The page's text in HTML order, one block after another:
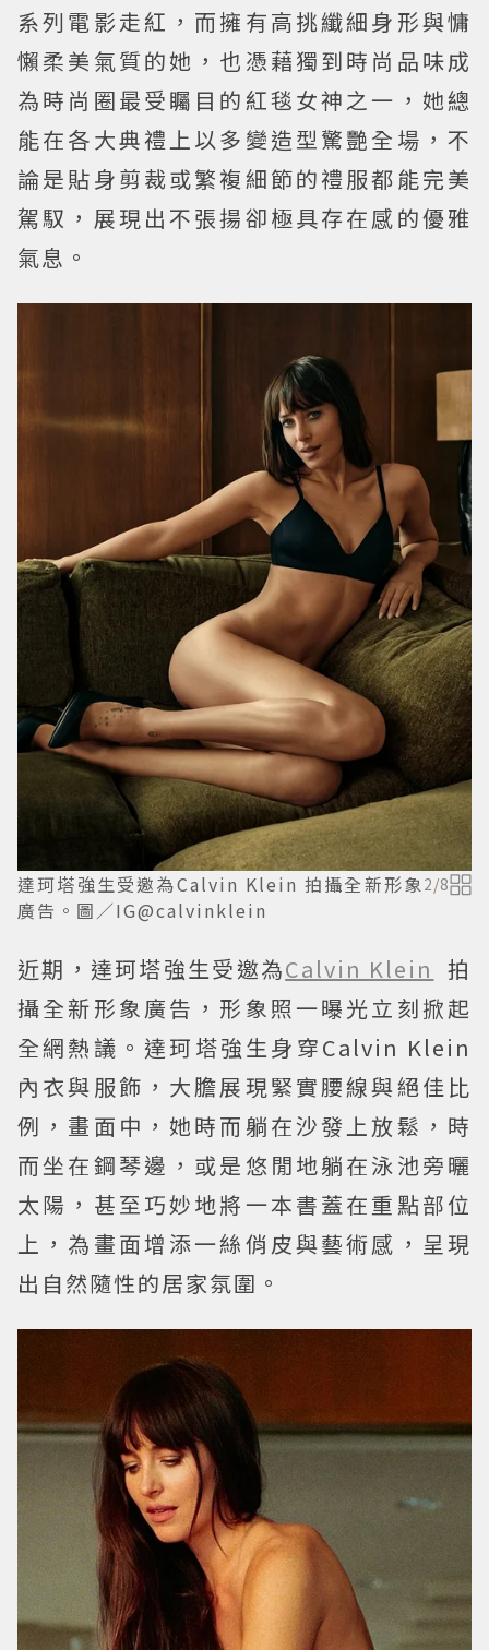
系列電影走紅，而擁有高挑纖細身形與慵
懶柔美氣質的她，也憑藉獨到時尚品味成
為時尚圈最受矚目的紅毯女神之一，她總
能在各大典禮上以多變造型驚艷全場，不
論是貼身剪裁或繁複細節的禮服都能完美
駕馭，展現出不張揚卻極具存在感的優雅
氣息。
達珂塔強生受邀為Calvin Klein 拍攝全新形象
廣告。圖／IG@calvinklein
2/8
近期，達珂塔強生受邀為Calvin Klein 拍
攝全新形象廣告，形象照一曝光立刻掀起
全網熱議。達珂塔強生身穿Calvin Klein
內衣與服飾，大膽展現緊實腰線與絕佳比
例，畫面中，她時而躺在沙發上放鬆，時
而坐在鋼琴邊，或是悠閒地躺在泳池旁曬
太陽，甚至巧妙地將一本書蓋在重點部位
上，為畫面增添一絲俏皮與藝術感，呈現
出自然隨性的居家氛圍。